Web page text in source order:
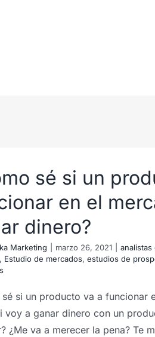
sé si un
en el
dinero?
Marketing marzo 26, 2021 analistas
, Estudio de mercados, estudios de
sé si un producto va a funcionar
voy a ganar dinero con un
¿Me va a merecer la pena? Te